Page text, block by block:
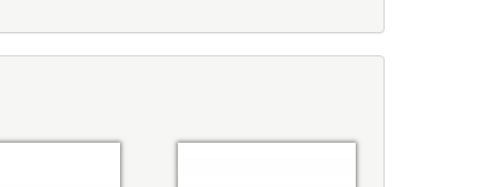
à Pessoa com Deficiência”. Psicólogo voluntário
voluntário no projeto social Psicomusicar como